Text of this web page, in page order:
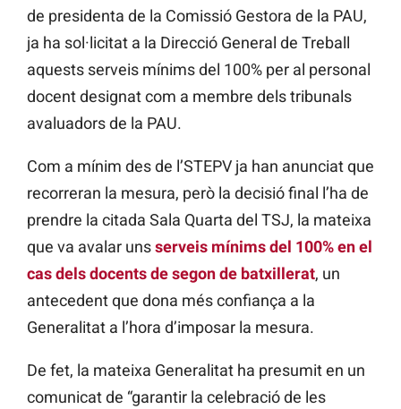
de presidenta de la Comissió Gestora de la PAU,
ja ha sol·licitat a la Direcció General de Treball
aquests serveis mínims del 100% per al personal
docent designat com a membre dels tribunals
avaluadors de la PAU.
Com a mínim des de l’STEPV ja han anunciat que
recorreran la mesura, però la decisió final l’ha de
prendre la citada Sala Quarta del TSJ, la mateixa
que va avalar unsserveis mínims del 100% en el
cas dels docents de segon de batxillerat, un
antecedent que dona més confiança a la
Generalitat a l’hora d’imposar la mesura.
De fet, la mateixa Generalitat ha presumit en un
comunicat de “garantir la celebració de les